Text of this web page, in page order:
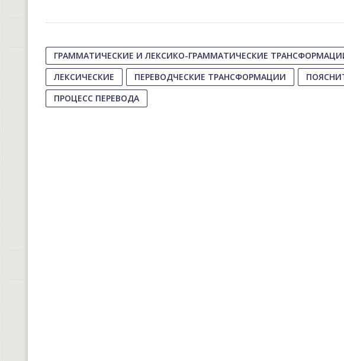
ГРАММАТИЧЕСКИЕ И ЛЕКСИКО-ГРАММАТИЧЕСКИЕ
ЛЕКСИЧЕСКИЕ
ПЕРЕВОДЧЕСКИЕ ТРАНСФОРМАЦИИ
ПРОЦЕСС ПЕРЕВОДА